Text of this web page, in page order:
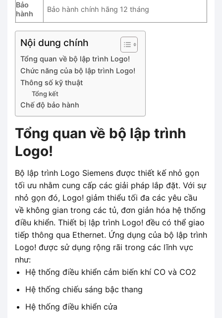
Bảo
hành
Bảo hành chính hãng 12 tháng
Nội dung chính
Tổng quan về bộ lập trình Logo!
Chức năng của bộ lập trình Logo!
Thông số kỹ thuật
Tổng kết
Chế độ bảo hành
Tổng quan về bộ lập trình
Logo!
Bộ lập trình Logo Siemens được thiết kế nhỏ gọn
tối ưu nhằm cung cấp các giải pháp lắp đặt. Với sự
nhỏ gọn đó, Logo! giảm thiểu tối đa các yêu cầu
về không gian trong các tủ, đơn giản hóa hệ thống
điều khiển. Thiết bị lập trình Logo! đều có thể giao
tiếp thông qua Ethernet. Ứng dụng của bộ lập trình
Logo! được sử dụng rộng rãi trong các lĩnh vực
như:
Hệ thống điều khiển cảm biến khí CO và CO2
Hệ thống chiếu sáng bậc thang
Hệ thống điều khiển cửa